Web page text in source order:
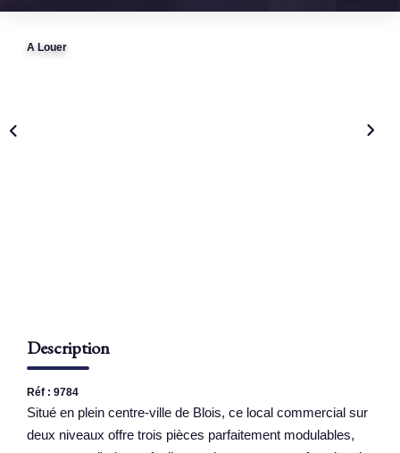
GESTION
A Louer
Description
Réf : 9784
Situé en plein centre-ville de Blois, ce local commercial sur
deux niveaux offre trois pièces parfaitement modulables,